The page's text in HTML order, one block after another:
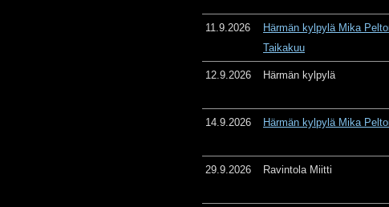
11.9.2026
Härmän kylpylä Mika
Taikakuu
12.9.2026 Härmän kylpylä
14.9.2026 Härmän kylpylä Mika
29.9.2026 Ravintola Miitti